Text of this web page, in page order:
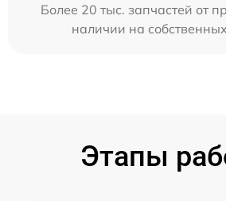
Более 20 тыс. запчастей от
наличии на
Этапы